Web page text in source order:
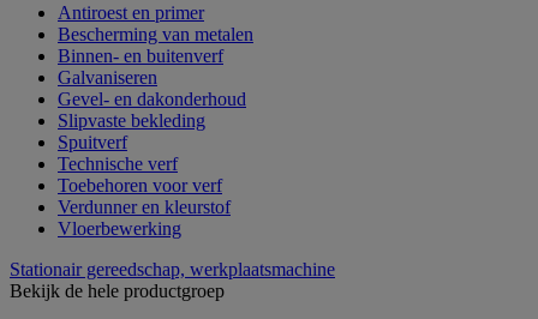
Antiroest en primer
Bescherming van metalen
Binnen- en buitenverf
Galvaniseren
Gevel- en dakonderhoud
Slipvaste bekleding
Spuitverf
Technische verf
Toebehoren voor verf
Verdunner en kleurstof
Vloerbewerking
Stationair gereedschap, werkplaatsmachine
Bekijk de hele productgroep